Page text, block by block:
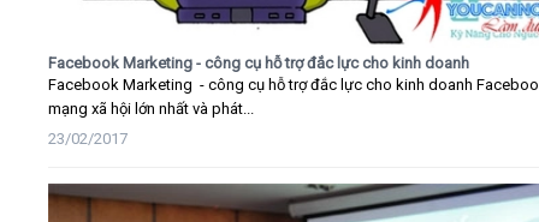
Facebook Marketing - công cụ hỗ trợ đắc lực cho kinh doanh
Facebook Marketing - công cụ hỗ trợ đắc lực cho kinh doanh
mạng xã hội lớn nhất và phát...
23/02/2017